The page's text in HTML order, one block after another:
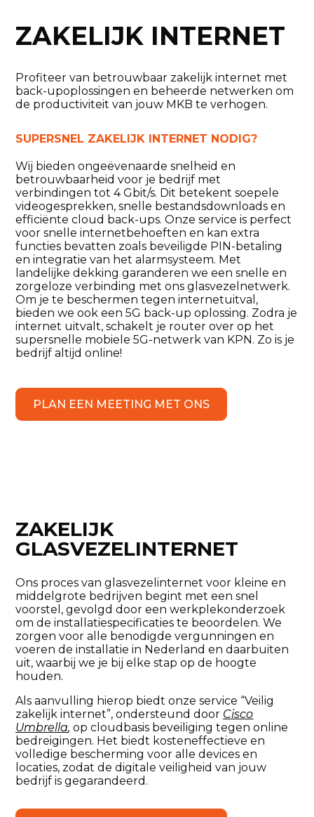
ZAKELIJK INTERNET
Profiteer van betrouwbaar zakelijk internet met
back-upoplossingen en beheerde netwerken om
de productiviteit van jouw MKB te verhogen.
SUPERSNEL ZAKELIJK INTERNET NODIG?
Wij bieden ongeëvenaarde snelheid en
betrouwbaarheid voor je bedrijf met
verbindingen tot 4 Gbit/s. Dit betekent soepele
videogesprekken, snelle bestandsdownloads en
efficiënte cloud back-ups. Onze service is perfect
voor snelle internetbehoeften en kan extra
functies bevatten zoals beveiligde PIN-betaling
en integratie van het alarmsysteem. Met
landelijke dekking garanderen we een snelle en
zorgeloze verbinding met ons glasvezelnetwerk.
Om je te beschermen tegen internetuitval,
bieden we ook een 5G back-up oplossing. Zodra je
internet uitvalt, schakelt je router over op het
supersnelle mobiele 5G-netwerk van KPN. Zo is je
bedrijf altijd online!
PLAN EEN MEETING MET ONS
ZAKELIJK
GLASVEZELINTERNET
Ons proces van glasvezelinternet voor kleine en
middelgrote bedrijven begint met een snel
voorstel, gevolgd door een werkplekonderzoek
om de installatiespecificaties te beoordelen. We
zorgen voor alle benodigde vergunningen en
voeren de installatie in Nederland en daarbuiten
uit, waarbij we je bij elke stap op de hoogte
houden.
Als aanvulling hierop biedt onze service “Veilig
zakelijk internet”, ondersteund door Cisco
Umbrella, op cloudbasis beveiliging tegen online
bedreigingen. Het biedt kosteneffectieve en
volledige bescherming voor alle devices en
locaties, zodat de digitale veiligheid van jouw
bedrijf is gegarandeerd.